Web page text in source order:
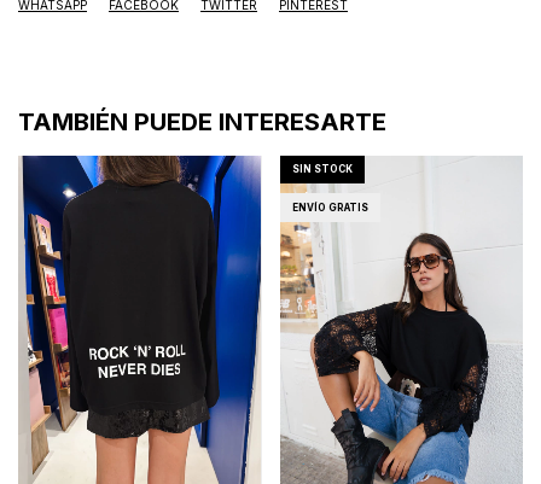
WHATSAPP FACEBOOK TWITTER PINTEREST
TAMBIÉN PUEDE INTERESARTE
SIN STOCK
ENVÍO GRATIS